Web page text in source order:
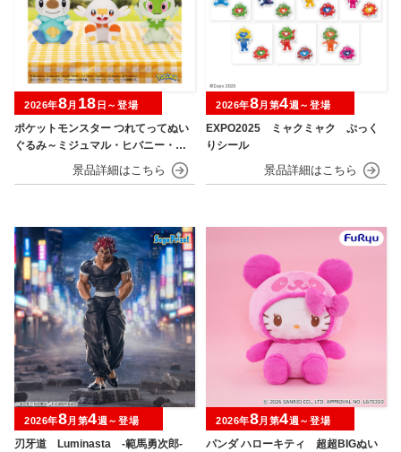
ポケットモンスター つれてってぬい
ぐるみ～ミジュマル・ヒバニー・ニ
2026年8月 18 日～登場
EXPO2025 ミャクミャク ぷっく
りシール
2026年8月第4週～登場
刃牙道 Luminasta ‐範馬勇次郎‐
2026年8月第4週～登場
パンダ ハローキティ 超超BIGぬい
2026年8月第4週～登場